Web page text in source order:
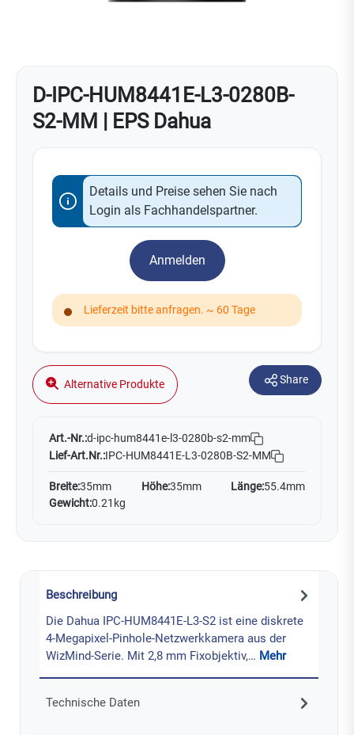
D-IPC-HUM8441E-L3-0280B-
S2-MM | EPS Dahua
Details und Preise sehen Sie nach
Login als Fachhandelspartner.
Anmelden
Lieferzeit bitte anfragen. ~ 60 Tage
Alternative Produkte Share
Art.-Nr.:d-ipc-hum8441e-l3-0280b-s2-mm
Lief-Art.Nr.:IPC-HUM8441E-L3-0280B-S2-MM
Breite:35mm Höhe:35mm Länge:55.4mm
Gewicht:0.21kg
Beschreibung
Die Dahua IPC-HUM8441E-L3-S2 ist eine diskrete
4-Megapixel-Pinhole-Netzwerkkamera aus der
WizMind-Serie. Mit 2,8 mm Fixobjektiv,… Mehr
Technische Daten